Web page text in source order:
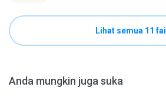
Lihat semua 11 fail
Anda mungkin juga suka